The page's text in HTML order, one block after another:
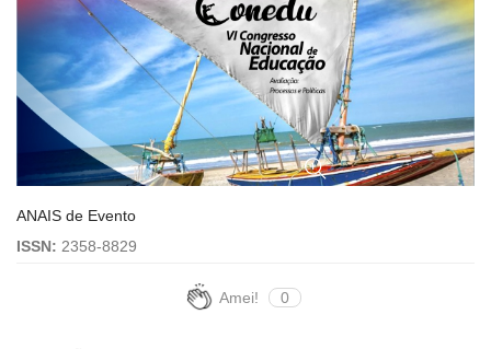
ANAIS de Evento
ISSN: 2358-8829
Amei! 0